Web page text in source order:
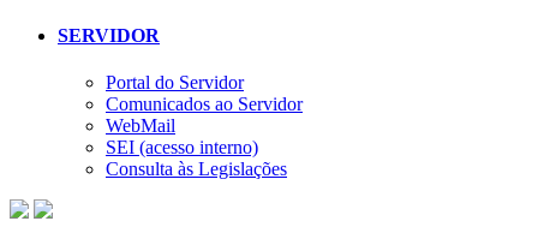
SERVIDOR
Portal do Servidor
Comunicados ao Servidor
WebMail
SEI (acesso interno)
Consulta às Legislações